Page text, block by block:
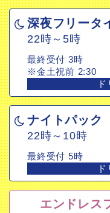
※金土祝前2:30
ナイトパッ
22時～10時
ド
エンドレス
10時～5時
ド
深夜フリータ
22時～5時
最終受付 3時
※金土祝前 2:30
ナイトパック
22時～10時
最終受付 5時
エンドレス